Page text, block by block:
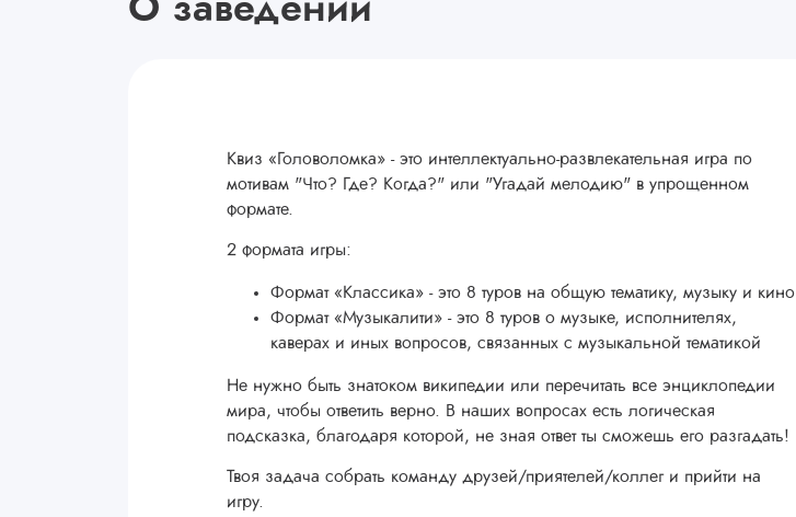
О заведении
Квиз «Головоломка» - это интеллектуально-развлекательная игра по
мотивам "Что? Где? Когда?" или "Угадай мелодию" в упрощенном
формате.
2 формата игры:
Формат «Классика» - это 8 туров на общую тематику, музыку и кино
Формат «Музыкалити» - это 8 туров о музыке, исполнителях,
каверах и иных вопросов, связанных с музыкальной тематикой
Не нужно быть знатоком википедии или перечитать все энциклопедии
мира, чтобы ответить верно. В наших вопросах есть логическая
подсказка, благодаря которой, не зная ответ ты сможешь его разгадать!
Твоя задача собрать команду друзей/приятелей/коллег и прийти на
игру.